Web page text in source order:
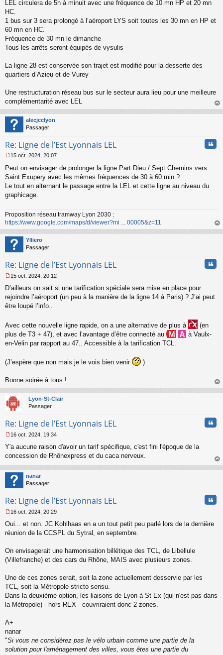
e
s
s
g
e
n
u
LEL circulera de 5h à minuit avec une fréquence de 10 mn HP et 20 mn
HC.
1 bus sur 3 sera prolongé à l’aéroport LYS soit toutes les 30 mn en HP et
60 mn en HC.
Fréquence de 30 mn le dimanche
Tous les arrêts seront équipés de vysulis
La ligne 28 est conservée son trajet est modifié pour la desserte des
quartiers d’Azieu et de Vurey
Une restructuration réseau bus sur le secteur aura lieu pour une meilleure
complémentarité avec LEL
au
alecjcclyon
Passager
Re: Ligne de l’Est Lyonnais LEL
e
s
g
n
o
n
l
u
15 oct. 2024, 20:07
Peut on envisager de prolonger la ligne Part Dieu / Sept Chemins vers
Saint Exupery avec les mêmes fréquences de 30 à 60 min ?
Le tout en alternant le passage entre la LEL et cette ligne au niveau du
graphicage.
Proposition réseau tramway Lyon 2030 :
https://www.google.com/maps/d/viewer?mi ... 00005&z=11
au
Ylliero
Passager
Re: Ligne de l’Est Lyonnais LEL
e
s
s
e
n
o
u
15 oct. 2024, 20:12
D’ailleurs on sait si une tarification spéciale sera mise en place pour
rejoindre l’aéroport (un peu à la manière de la ligne 14 à Paris) ? J’ai peut
être loupé l’info..
Avec cette nouvelle ligne rapide, on a une alternative de plus à
(en
plus de T3 + 47), et avec l’avantage d’être connecté au
à Vaulx-
en-Velin par rapport au 47.. Accessible à la tarification TCL.
(J’espère que non mais je le vois bien venir )
Bonne soirée à tous !
au
Lyon-St-Clair
Passager
Re: Ligne de l’Est Lyonnais LEL
e
s
a
g
e
o
l
u
16 oct. 2024, 19:34
Y'a aucune raison d'avoir un tarif spécifique, c'est fini l'époque de la
concession de Rhônexpress et du caca nerveux.
au
nanar
Passager
Re: Ligne de l’Est Lyonnais LEL
e
s
g
e
o
n
u
16 oct. 2024, 20:29
Oui... et non. JC Kohlhaas en a un tout petit peu parlé lors de la dernière
réunion de la CCSPL du Sytral, en septembre.
On envisagerait une harmonisation billétique des TCL, de Libellule
(Villefranche) et des cars du Rhône, MAIS avec plusieurs zones.
Une de ces zones serait, soit la zone actuellement desservie par les
TCL, soit la Métropole stricto sensu.
Dans la deuxième option, les liaisons de Lyon à St Ex (qui n'est pas dans
la Métropole) - hors REX - couvriraient donc 2 zones.
A+
nanar
"Si vous ne considérez pas le vélo urbain comme une partie de la
solution pour l'aménagement des villes, vous êtes une partie du